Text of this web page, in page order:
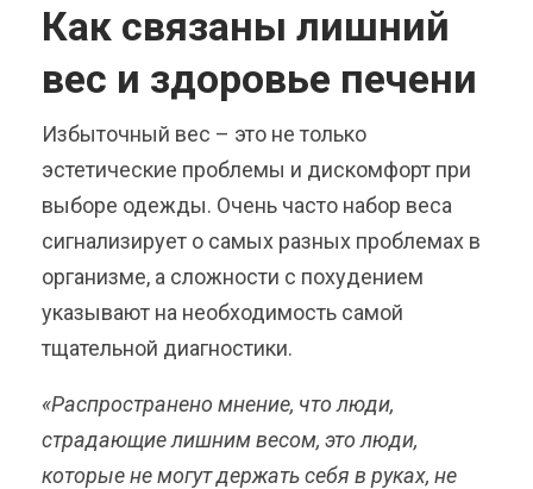
Как связаны лишний
вес и здоровье печени
Избыточный вес – это не только
эстетические проблемы и дискомфорт при
выборе одежды. Очень часто набор веса
сигнализирует о самых разных проблемах в
организме, а сложности с похудением
указывают на необходимость самой
тщательной диагностики.
«Распространено мнение, что люди,
страдающие лишним весом, это люди,
которые не могут держать себя в руках, не